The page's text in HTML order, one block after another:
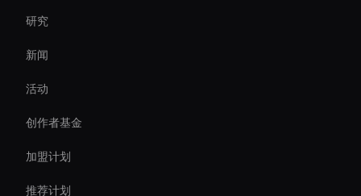
Virtual Events Ai Avatar
AI 视频长宽比
Live Streaming Avatar
Best Real-Time Ai Avatar Software
研究
新闻
活动
创作者基金
加盟计划
推荐计划